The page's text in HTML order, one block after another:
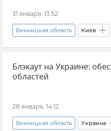
Алексей Самойлов
31 января, 13:52
Винницкая область Киев
Метро В мире
Энергосистема Украины
Блэкаут на Украине:
областей
28 января, 14:12
Винницкая область Украина